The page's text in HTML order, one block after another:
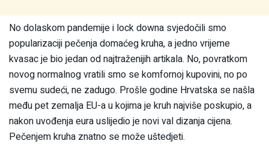
No dolaskom pandemije i lock downa svjedočili smo
popularizaciji pečenja domaćeg kruha, a jedno vrijeme
kvasac je bio jedan od najtraženijih artikala. No, povratkom
novog normalnog vratili smo se komfornoj kupovini, no po
svemu sudeći, ne zadugo. Prošle godine Hrvatska se našla
među pet zemalja EU-a u kojima je kruh najviše poskupio, a
nakon uvođenja eura uslijedio je novi val dizanja cijena.
Pečenjem kruha znatno se može uštedjeti.